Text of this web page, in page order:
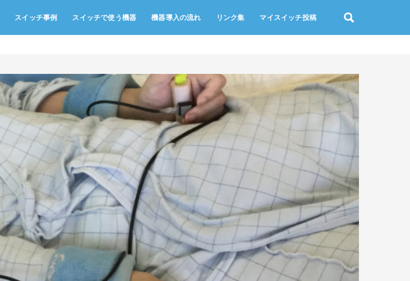
スイッチ事例 スイッチで使う機器 機器導入の流れ リンク集 マイスイッチ投稿